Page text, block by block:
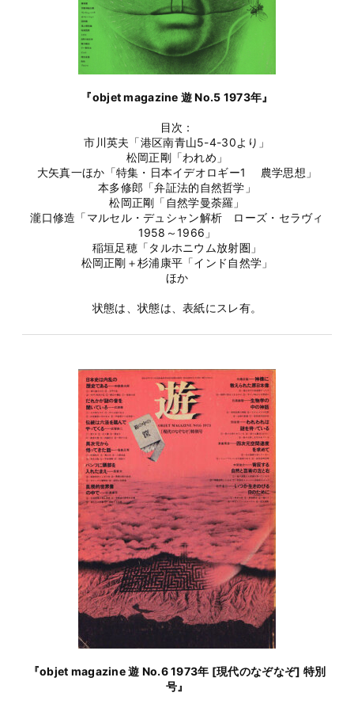
『objet magazine 遊 No.5 1973年』
目次：
市川英夫「港区南青山5-4-30より」
松岡正剛「われめ」
大矢真一ほか「特集・日本イデオロギー1 農学思想」
本多修郎「弁証法的自然哲学」
松岡正剛「自然学曼荼羅」
瀧口修造「マルセル・デュシャン解析 ローズ・セラヴィ
1958～1966」
稲垣足穂「タルホニウム放射圏」
松岡正剛＋杉浦康平「インド自然学」
ほか
状態は、状態は、表紙にスレ有。
『objet magazine 遊 No.6 1973年 [現代のなぞなぞ] 特別
号』